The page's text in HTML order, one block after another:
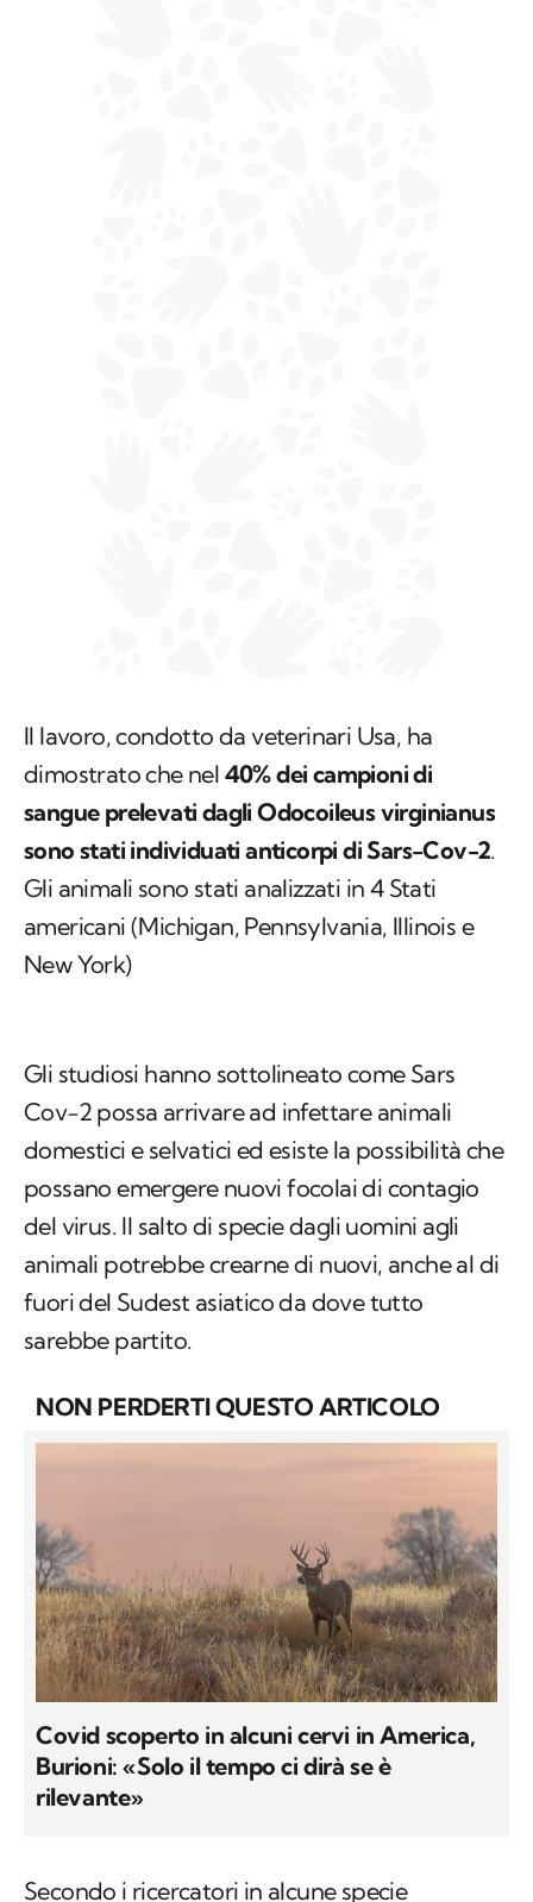
Il lavoro, condotto da veterinari Usa, ha
dimostrato che nel 40% dei campioni di
sangue prelevati dagliOdocoileus virginianus
sono stati individuati anticorpi di Sars-Cov-2.
Gli animali sono stati analizzati in 4 Stati
americani (Michigan, Pennsylvania, Illinois e
New York)
Gli studiosi hanno sottolineato come Sars
Cov-2 possa arrivare ad infettare animali
domestici e selvatici ed esiste la possibilità che
possano emergere nuovi focolai di contagio
del virus. Il salto di specie dagli uomini agli
animali potrebbe crearne di nuovi, anche al di
fuori del Sudest asiatico da dove tutto
sarebbe partito.
NON PERDERTI QUESTO ARTICOLO
Covid scoperto in alcuni cervi in America,
Burioni: «Solo il tempo ci dirà se è
rilevante»
Secondo i ricercatori in alcune specie